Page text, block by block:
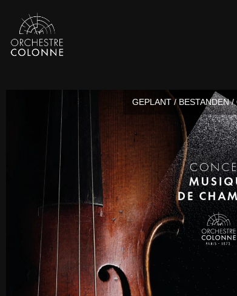
GEPLANT / BESTANDEN /